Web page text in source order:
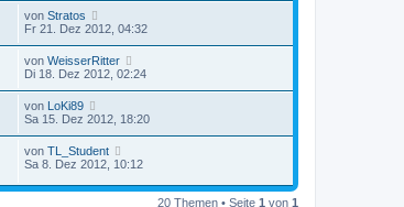
von Stratos
Fr 21. Dez 2012, 04:32
von WeisserRitter
Di 18. Dez 2012, 02:24
von LoKi89
Sa 15. Dez 2012, 18:20
von TL_Student
Sa 8. Dez 2012, 10:12
20 Themen • Seite 1 von 1